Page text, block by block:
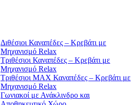
Διθέσιοι Καναπέδες – Κρεβάτι με
Μηχανισμό Relax
Τριθέσιοι Καναπέδες – Κρεβάτι με
Μηχανισμό Relax
Τριθέσιοι MAX Καναπέδες – Κρεβάτι με
Μηχανισμό Relax
Γωνιακοί με Ανάκλινδρο και